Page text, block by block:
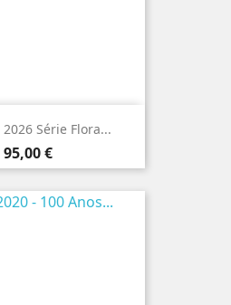
Série Flora...
Preço
95,00 €